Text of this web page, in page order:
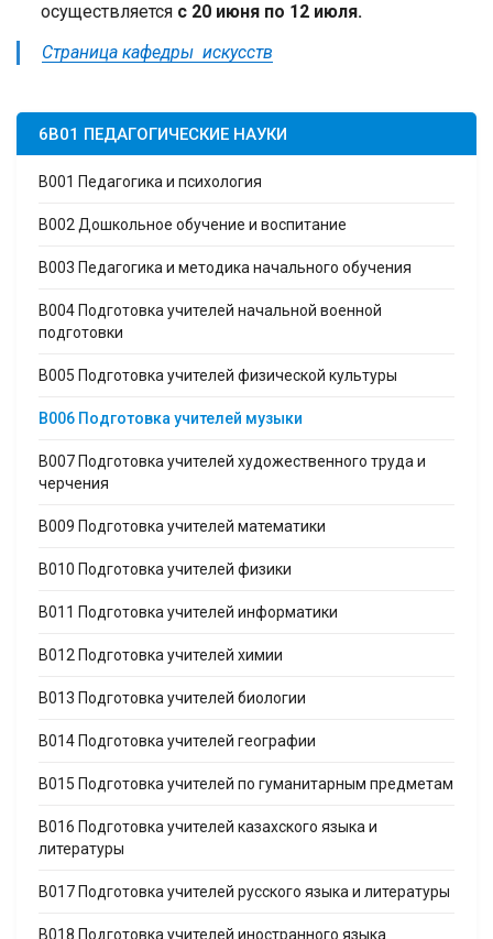
осуществляется с 20 июня по 12 июля.
Страница кафедры искусств
6B01 ПЕДАГОГИЧЕСКИЕ НАУКИ
B001 Педагогика и психология
B002 Дошкольное обучение и воспитание
B003 Педагогика и методика начального обучения
B004 Подготовка учителей начальной военной
подготовки
B005 Подготовка учителей физической культуры
B006 Подготовка учителей музыки
B007 Подготовка учителей художественного труда и
черчения
B009 Подготовка учителей математики
B010 Подготовка учителей физики
B011 Подготовка учителей информатики
B012 Подготовка учителей химии
B013 Подготовка учителей биологии
B014 Подготовка учителей географии
B015 Подготовка учителей по гуманитарным предметам
B016 Подготовка учителей казахского языка и
литературы
B017 Подготовка учителей русского языка и литературы
B018 Подготовка учителей иностранного языка